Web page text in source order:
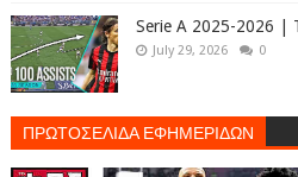
Serie A 2025-2026 |
July 29, 2026 0
ΠΡΩΤΟΣΕΛΙΔΑ ΕΦΗΜΕΡΙΔΩΝ